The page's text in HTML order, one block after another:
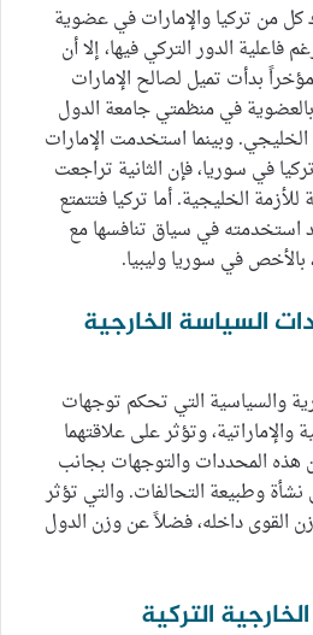
كل من تركيا والإمارات في عضوية
فاعلية الدور التركي فيها، إلا أن
بدأت تميل لصالح الإمارات
بالعضوية في منظمتي جامعة الدول
وبينما استخدمت الإمارات
في سوريا، فإن الثانية تراجعت
عام 2017، نتيجة للأزمة الخليجية. أما تركيا فتتمتع
استخدمته في سياق تنافسها مع
بالأخص في سوريا وليبيا.
السياسة الخارجية
والسياسية التي تحكم توجهات
والإماراتية، وتؤثر على علاقتهما
إن هذه المحددات والتوجهات بجانب
وطبيعة التحالفات. والتي تؤثر
القوى داخله، فضلاً عن وزن الدول